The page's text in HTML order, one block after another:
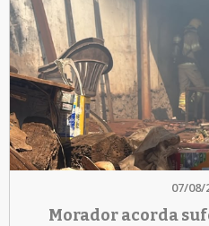
07/08/
Morador acorda